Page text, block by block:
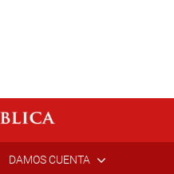
DAMOS CUENTA